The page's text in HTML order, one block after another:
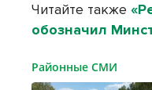
Читайте также
обозначил
Районные СМИ